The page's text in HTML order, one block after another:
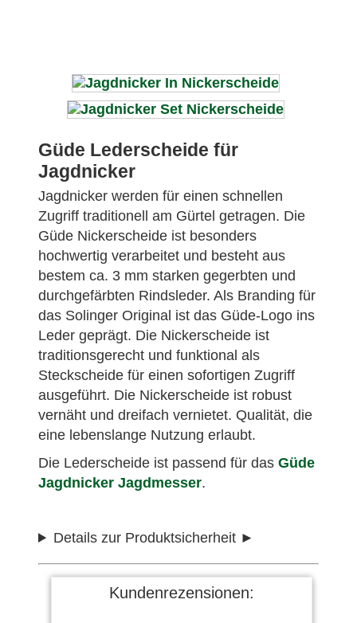
Güde Lederscheide für
Jagdnicker
Jagdnicker werden für einen schnellen
Zugriff traditionell am Gürtel getragen. Die
Güde Nickerscheide ist besonders
hochwertig verarbeitet und besteht aus
bestem ca. 3 mm starken gegerbten und
durchgefärbten Rindsleder. Als Branding für
das Solinger Original ist das Güde-Logo ins
Leder geprägt. Die Nickerscheide ist
traditionsgerecht und funktional als
Steckscheide für einen sofortigen Zugriff
ausgeführt. Die Nickerscheide ist robust
vernäht und dreifach vernietet. Qualität, die
eine lebenslange Nutzung erlaubt.
Die Lederscheide ist passend für das Güde
Jagdnicker Jagdmesser.
Details zur Produktsicherheit
Kundenrezensionen: